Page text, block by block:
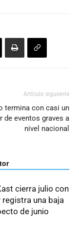
Artículo siguiente
termina con casi un
de eventos graves a
nivel nacional
cierra julio con
una baja
de junio